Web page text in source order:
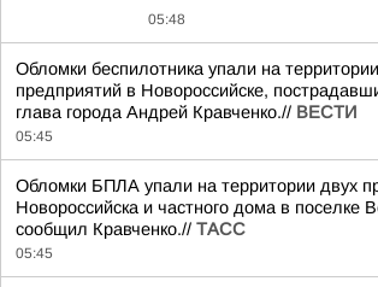
05:48
Обломки беспилотника упали на
предприятий в Новороссийске,
глава города Андрей Кравченко.// ВЕСТИ
05:45
Обломки БПЛА упали на территории двух
Новороссийска и частного дома в поселке
сообщил Кравченко.// ТАСС
05:45